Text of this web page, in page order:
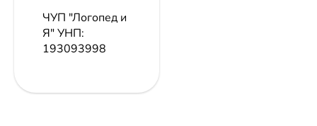
ЧУП "Логопед и
Я"УНП:
193093998